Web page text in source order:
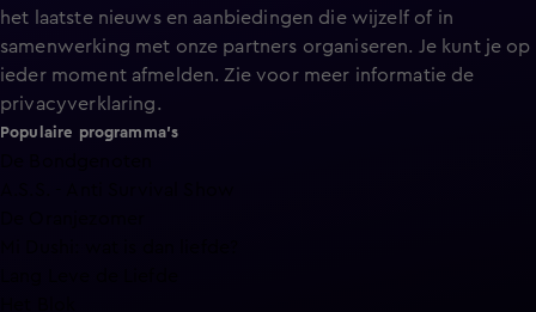
het laatste nieuws en aanbiedingen die wijzelf of in
samenwerking met onze partners organiseren. Je kunt je op
ieder moment afmelden. Zie voor meer informatie de
privacyverklaring.
Populaire programma's